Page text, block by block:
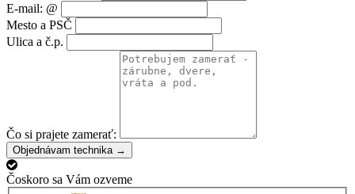
E-mail: @
Mesto a PSČ
Ulica a č.p.
Čo si prajete zamerať:
Objednávam technika →
Čoskoro sa Vám ozveme